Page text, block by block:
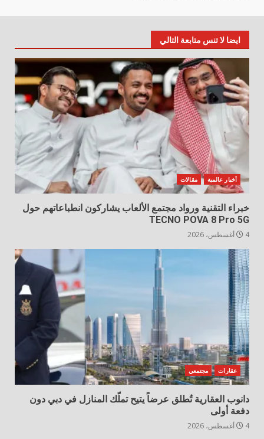
ايضا لا تنس متابعة التالي
أخبار عالمية مقالات
خبراء التقنية ورواد مجتمع الألعاب يشاركون انطباعاتهم حول
TECNO POVA 8 Pro 5G
4 أغسطس، 2026
عقارات مجتمعي
دانوب العقارية تُطلق عرضاً يتيح تملّك المنازل في دبي دون
دفعة أولى
4 أغسطس، 2026